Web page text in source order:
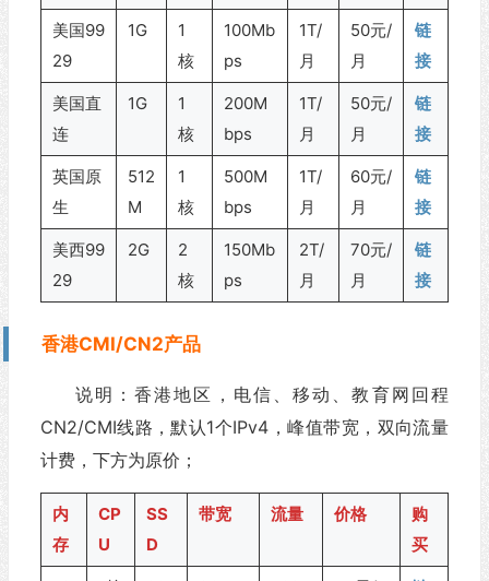
美国99
29
1G
1
核
100Mb
ps
1T/
月
50元/
月
链
接
美国直
连
1G
1
核
200M
bps
1T/
月
50元/
月
链
接
英国原
生
512
M
1
核
500M
bps
1T/
月
60元/
月
链
接
美西99
29
2G
2
核
150Mb
ps
2T/
月
70元/
月
链
接
香港CMI/CN2产品
说明：香港地区，电信、移动、教育网回程
CN2/CMI线路，默认1个IPv4，峰值带宽，双向流量
计费，下方为原价；
内
存
CP
U
SS
D
带宽 流量 价格
购
买